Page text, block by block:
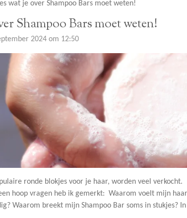
wat je over Shampoo Bars moet weten!
Shampoo Bars moet weten!
2024 om 12:50
ronde blokjes voor je haar, worden veel verkocht.
hoop vragen heb ik gemerkt: Waarom voelt mijn
Waarom breekt mijn Shampoo Bar soms in stukjes?